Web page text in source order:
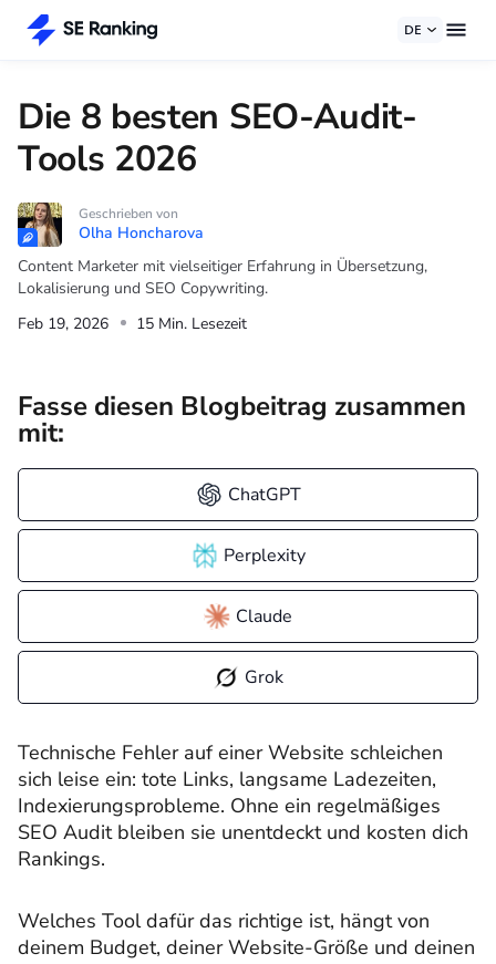
DE
Die 8 besten SEO-Audit-
Tools 2026
Geschrieben von
Olha Honcharova
Content Marketer mit vielseitiger Erfahrung in Übersetzung,
Lokalisierung und SEO Copywriting.
Feb 19, 2026
15 Min. Lesezeit
Fasse diesen Blogbeitrag zusammen
mit:
ChatGPT
Perplexity
Claude
Grok
Technische Fehler auf einer Website schleichen
sich leise ein: tote Links, langsame Ladezeiten,
Indexierungsprobleme. Ohne ein regelmäßiges
SEO Audit bleiben sie unentdeckt und kosten dich
Rankings.
Welches Tool dafür das richtige ist, hängt von
deinem Budget, deiner Website-Größe und deinen